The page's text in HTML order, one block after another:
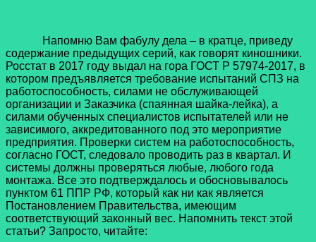
Напомню Вам фабулу дела – в кратце, приведу
содержание предыдущих серий, как говорят киношники.
Росстат в 2017 году выдал на гора ГОСТ Р 57974-2017, в
котором предъявляется требование испытаний СПЗ на
работоспособность, силами не обслуживающей
организации и Заказчика (спаянная шайка-лейка), а
силами обученных специалистов испытателей или не
зависимого, аккредитованного под это мероприятие
предприятия. Проверки систем на работоспособность,
согласно ГОСТ, следовало проводить раз в квартал. И
системы должны проверяться любые, любого года
монтажа. Все это подтверждалось и обосновывалось
пунктом 61 ППР РФ, который как ни как является
Постановлением Правительства, имеющим
соответствующий законный вес. Напомнить текст этой
статьи? Запросто, читайте: